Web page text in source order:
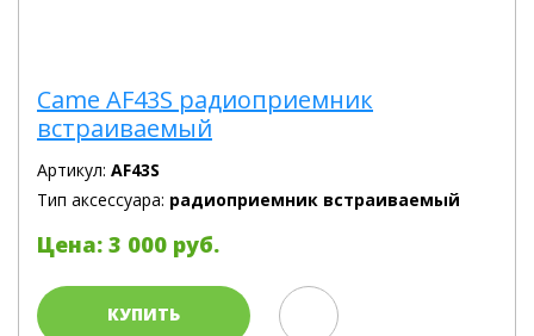
Came AF43S радиоприемник
встраиваемый
Артикул: AF43S
Тип аксессуара: радиоприемник встраиваемый
Цена: 3 000 руб.
КУПИТЬ